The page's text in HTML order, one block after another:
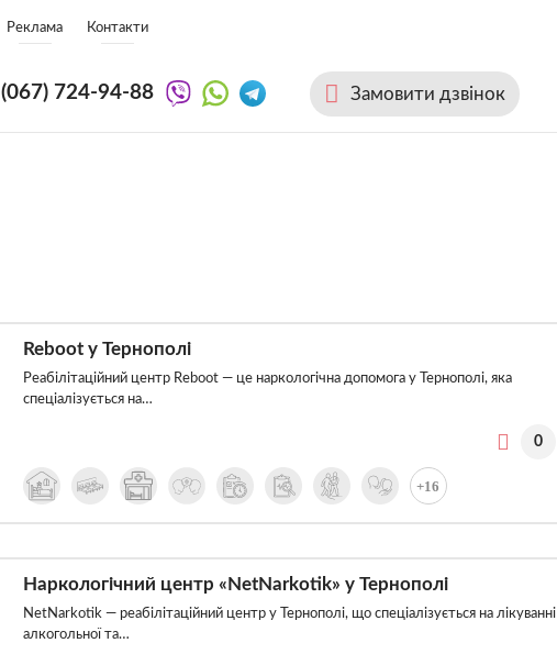
Реклама Контакти
(067) 724-94-88 Замовити дзвінок
Reboot у Тернополі
Реабілітаційний центр Reboot — це наркологічна допомога у Тернополі, яка
спеціалізується на…
0
+16
Наркологічний центр «NetNarkotik» у Тернополі
NetNarkotik — реабілітаційний центр у Тернополі, що спеціалізується на лікуванні
алкогольної та…